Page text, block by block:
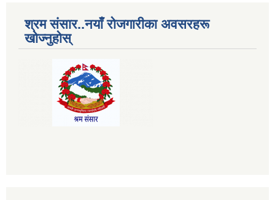
श्रम संसार..नयाँ रोजगारीका अवसरहरू
खोज्नुहोस्